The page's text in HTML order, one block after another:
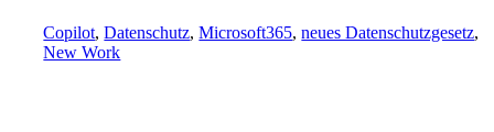
Copilot,Datenschutz,Microsoft365,neues Datenschutzgesetz,
New Work